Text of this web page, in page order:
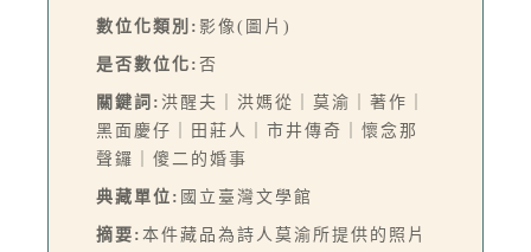
數位化類別: 影像(圖片)
是否數位化: 否
關鍵詞: 洪醒夫｜洪媽從｜莫渝｜著作｜
黑面慶仔｜田莊人｜市井傳奇｜懷念那
聲鑼｜傻二的婚事
典藏單位: 國立臺灣文學館
摘要: 本件藏品為詩人莫渝所提供的照片